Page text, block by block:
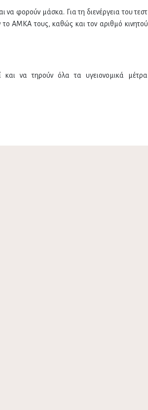
να φορούν μάσκα. Για τη διενέργεια του τεστ
το ΑΜΚΑ τους, καθώς και τον αριθμό κινητού
και να τηρούν όλα τα υγειονομικά μέτρα